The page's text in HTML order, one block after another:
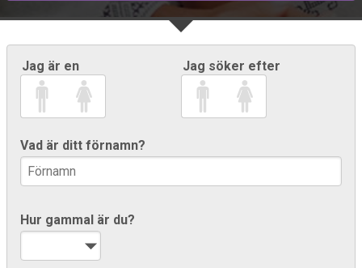
Jag är en Jag söker efter
Vad är ditt förnamn?
Hur gammal är du?